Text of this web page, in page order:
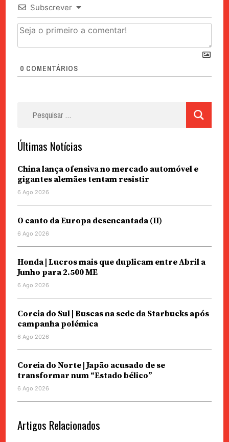
Subscrever
0 COMENTÁRIOS
Últimas Notícias
China lança ofensiva no mercado automóvel e
gigantes alemães tentam resistir
6 Ago 2026
O canto da Europa desencantada (II)
6 Ago 2026
Honda | Lucros mais que duplicam entre Abril a
Junho para 2.500 ME
6 Ago 2026
Coreia do Sul | Buscas na sede da Starbucks após
campanha polémica
6 Ago 2026
Coreia do Norte | Japão acusado de se
transformar num “Estado bélico”
6 Ago 2026
Artigos Relacionados